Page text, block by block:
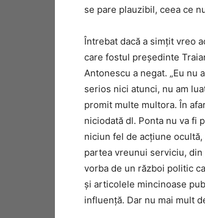
se pare plauzibil, ceea ce
Întrebat dacă a simțit vreo
care fostul președinte
Antonescu a negat. „Eu nu
serios nici atunci, nu am
promit multe multora. În
niciodată dl. Ponta nu va fi
niciun fel de acțiune
partea vreunui serviciu,
vorba de un război politic
și articolele mincinoase
influență. Dar nu mai mult